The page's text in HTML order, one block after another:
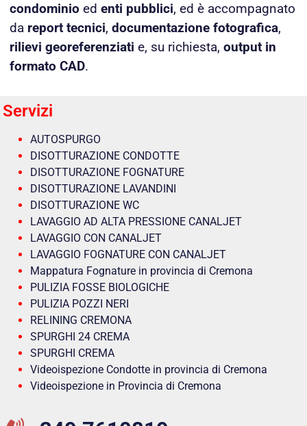
condominio ed enti pubblici, ed è accompagnato
da report tecnici, documentazione fotografica,
rilievi georeferenziati e, su richiesta, output in
formato CAD.
Servizi
AUTOSPURGO
DISOTTURAZIONE CONDOTTE
DISOTTURAZIONE FOGNATURE
DISOTTURAZIONE LAVANDINI
DISOTTURAZIONE WC
LAVAGGIO AD ALTA PRESSIONE CANALJET
LAVAGGIO CON CANALJET
LAVAGGIO FOGNATURE CON CANALJET
Mappatura Fognature in provincia di Cremona
PULIZIA FOSSE BIOLOGICHE
PULIZIA POZZI NERI
RELINING CREMONA
SPURGHI 24 CREMA
SPURGHI CREMA
Videoispezione Condotte in provincia di Cremona
Videoispezione in Provincia di Cremona